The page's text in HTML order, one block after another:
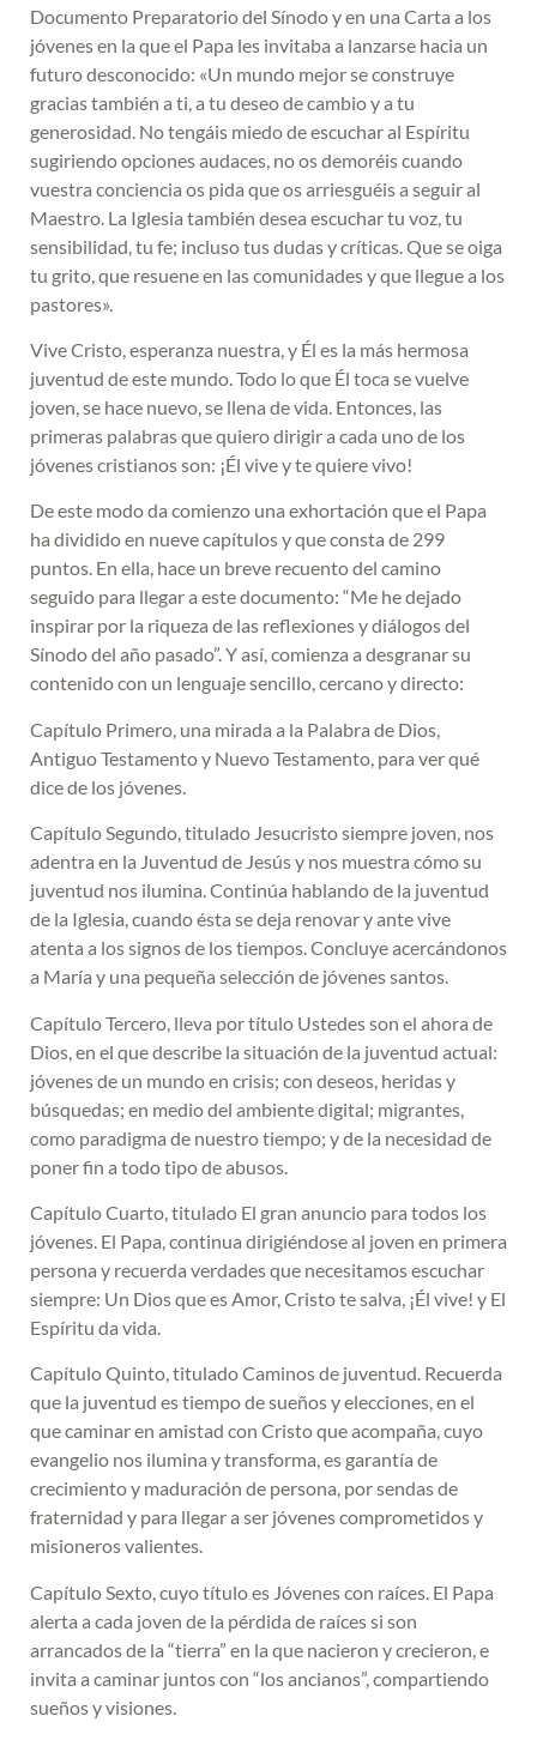
Documento Preparatorio del Sínodo y en una Carta a los
jóvenes en la que el Papa les invitaba a lanzarse hacia un
futuro desconocido: «Un mundo mejor se construye
gracias también a ti, a tu deseo de cambio y a tu
generosidad. No tengáis miedo de escuchar al Espíritu
sugiriendo opciones audaces, no os demoréis cuando
vuestra conciencia os pida que os arriesguéis a seguir al
Maestro. La Iglesia también desea escuchar tu voz, tu
sensibilidad, tu fe; incluso tus dudas y críticas. Que se oiga
tu grito, que resuene en las comunidades y que llegue a los
pastores».
Vive Cristo, esperanza nuestra, y Él es la más hermosa
juventud de este mundo. Todo lo que Él toca se vuelve
joven, se hace nuevo, se llena de vida. Entonces, las
primeras palabras que quiero dirigir a cada uno de los
jóvenes cristianos son: ¡Él vive y te quiere vivo!
De este modo da comienzo una exhortación que el Papa
ha dividido en nueve capítulos y que consta de 299
puntos. En ella, hace un breve recuento del camino
seguido para llegar a este documento: “Me he dejado
inspirar por la riqueza de las reflexiones y diálogos del
Sínodo del año pasado”. Y así, comienza a desgranar su
contenido con un lenguaje sencillo, cercano y directo:
Capítulo Primero, una mirada a la Palabra de Dios,
Antiguo Testamento y Nuevo Testamento, para ver qué
dice de los jóvenes.
Capítulo Segundo, titulado Jesucristo siempre joven, nos
adentra en la Juventud de Jesús y nos muestra cómo su
juventud nos ilumina. Continúa hablando de la juventud
de la Iglesia, cuando ésta se deja renovar y ante vive
atenta a los signos de los tiempos. Concluye acercándonos
a María y una pequeña selección de jóvenes santos.
Capítulo Tercero, lleva por título Ustedes son el ahora de
Dios, en el que describe la situación de la juventud actual:
jóvenes de un mundo en crisis; con deseos, heridas y
búsquedas; en medio del ambiente digital; migrantes,
como paradigma de nuestro tiempo; y de la necesidad de
poner fin a todo tipo de abusos.
Capítulo Cuarto, titulado El gran anuncio para todos los
jóvenes. El Papa, continua dirigiéndose al joven en primera
persona y recuerda verdades que necesitamos escuchar
siempre: Un Dios que es Amor, Cristo te salva, ¡Él vive! y El
Espíritu da vida.
Capítulo Quinto, titulado Caminos de juventud. Recuerda
que la juventud es tiempo de sueños y elecciones, en el
que caminar en amistad con Cristo que acompaña, cuyo
evangelio nos ilumina y transforma, es garantía de
crecimiento y maduración de persona, por sendas de
fraternidad y para llegar a ser jóvenes comprometidos y
misioneros valientes.
Capítulo Sexto, cuyo título es Jóvenes con raíces. El Papa
alerta a cada joven de la pérdida de raíces si son
arrancados de la “tierra” en la que nacieron y crecieron, e
invita a caminar juntos con “los ancianos”, compartiendo
sueños y visiones.